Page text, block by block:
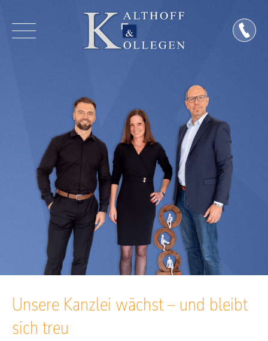
Unsere Kanzlei wächst – und bleibt
sich treu